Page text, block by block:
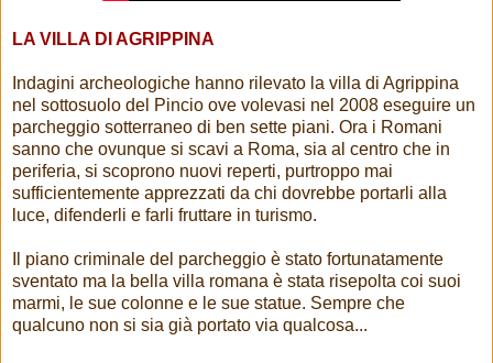
LA VILLA DI AGRIPPINA
Indagini archeologiche hanno rilevato la villa di Agrippina
nel sottosuolo del Pincio ove volevasi nel 2008 eseguire un
parcheggio sotterraneo di ben sette piani. Ora i Romani
sanno che ovunque si scavi a Roma, sia al centro che in
periferia, si scoprono nuovi reperti, purtroppo mai
sufficientemente apprezzati da chi dovrebbe portarli alla
luce, difenderli e farli fruttare in turismo.
Il piano criminale del parcheggio è stato fortunatamente
sventato ma la bella villa romana è stata risepolta coi suoi
marmi, le sue colonne e le sue statue. Sempre che
qualcuno non si sia già portato via qualcosa...